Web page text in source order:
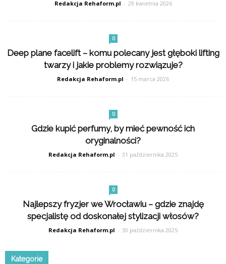
Redakcja Rehaform.pl - 29 kwietnia 2026
0
Deep plane facelift – komu polecany jest głęboki lifting
twarzy i jakie problemy rozwiązuje?
Redakcja Rehaform.pl - 15 marca 2026
0
Gdzie kupić perfumy, by mieć pewność ich
oryginalności?
Redakcja Rehaform.pl - 31 października 2025
0
Najlepszy fryzjer we Wrocławiu – gdzie znajdę
specjalistę od doskonałej stylizacji włosów?
Redakcja Rehaform.pl - 30 października 2025
Kategorie